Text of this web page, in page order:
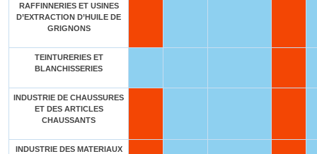
RAFFINNERIES ET USINES
D’EXTRACTION D’HUILE DE
GRIGNONS
TEINTURERIES ET
BLANCHISSERIES
INDUSTRIE DE CHAUSSURES
ET DES ARTICLES
CHAUSSANTS
INDUSTRIE DES MATERIAUX